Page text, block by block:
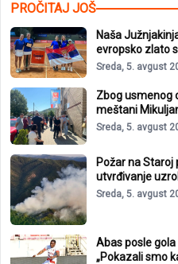
PROČITAJ JOŠ
Naša
evropsko zlato
Sreda, 5. avgust
Zbog usmenog
meštani
Sreda, 5. avgust
Požar na Staroj
utvrđivanje
Sreda, 5. avgust
Abas posle
„Pokazali smo